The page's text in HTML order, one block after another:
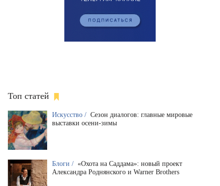
Топ статей
Искусство / Сезон диалогов: главные мировые
выставки осени-зимы
Блоги / «Охота на Саддама»: новый проект
Александра Роднянского и Warner Brothers